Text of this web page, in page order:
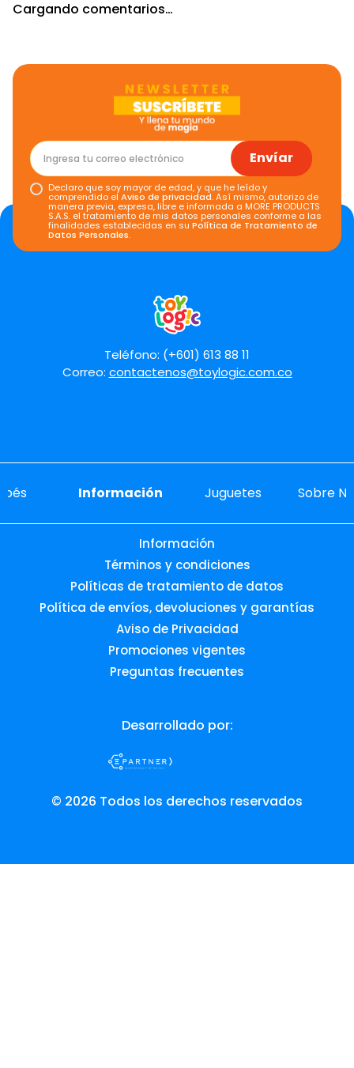
Cargando comentarios…
Envíar
Declaro que soy mayor de edad, y que he leído y
comprendido elAviso de privacidad. Así mismo, autorizo de
manera previa, expresa, libre e informada a MORE PRODUCTS
S.A.S. el tratamiento de mis datos personales conforme a las
finalidades establecidas en suPolítica de Tratamiento de
Datos Personales.
Teléfono: (+601) 613 88 11
Correo: contactenos@toylogic.com.co
Información Juguetes Sobre
Información
Términos y condiciones
Políticas de tratamiento de datos
Política de envíos, devoluciones y garantías
Aviso de Privacidad
Promociones vigentes
Preguntas frecuentes
Desarrollado por:
© 2026 Todos los derechos reservados